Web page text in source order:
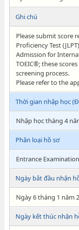
Ghi chú
Please submit score
Proficiency Test
Admission for
TOEIC®; these
screening process.
Please refer to the
Thời gian nhập học
Nhập học tháng 4
Phân loại hồ sơ
Entrance
Ngày bắt đầu nhận
Ngày 6 tháng 1 năm
Ngày kết thúc nhận